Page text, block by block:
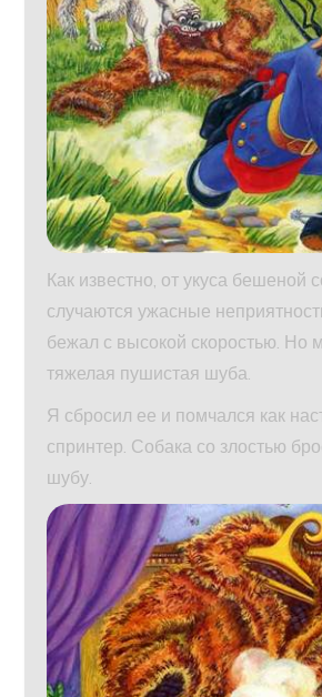
Как известно, от укуса бешеной
случаются ужасные
бежал с высокой скоростью. Но
тяжелая пушистая шуба.
Я сбросил ее и помчался как
спринтер. Собака со злостью
шубу.